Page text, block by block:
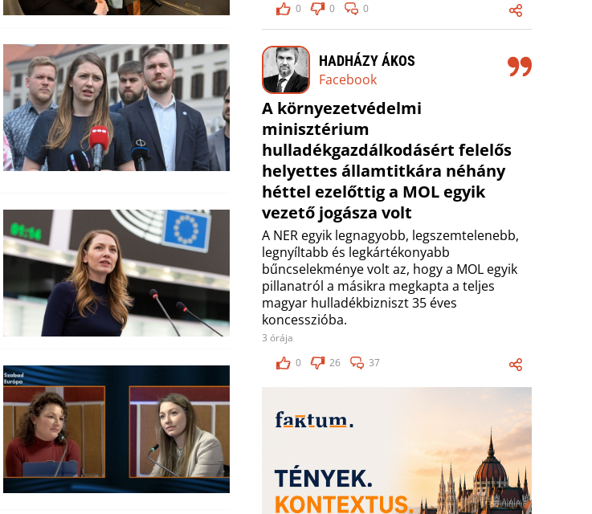
0
0 0
HADHÁZY ÁKOS
Facebook
A környezetvédelmi
minisztérium
hulladékgazdálkodásért felelős
helyettes államtitkára néhány
héttel ezelőttig a MOL egyik
vezető jogásza volt
A NER egyik legnagyobb, legszemtelenebb,
legnyíltabb és legkártékonyabb
bűncselekménye volt az, hogy a MOL egyik
pillanatról a másikra megkapta a teljes
magyar hulladékbizniszt 35 éves
koncesszióba.
3 órája
0
26 37